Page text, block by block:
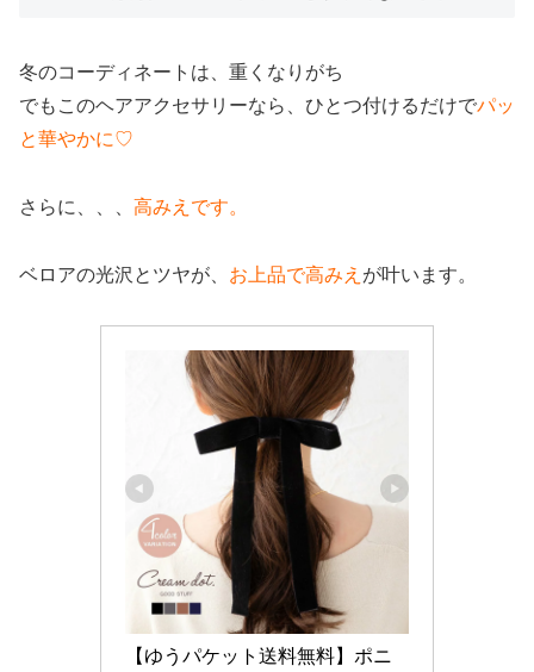
冬のコーディネートは、重くなりがち
でもこのヘアアクセサリーなら、ひとつ付けるだけでパッ
と華やかに♡
さらに、、、 高みえです。
ベロアの光沢とツヤが、 お上品で高みえ が叶います。
【ゆうパケット送料無料】ポニ